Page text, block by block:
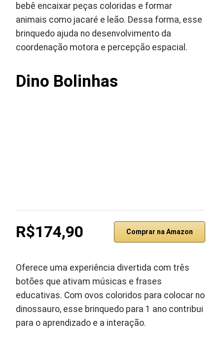
bebê encaixar peças coloridas e formar
animais como jacaré e leão. Dessa forma, esse
brinquedo ajuda no desenvolvimento da
coordenação motora e percepção espacial.
Dino Bolinhas
R$174,90 Comprar na Amazon
Oferece uma experiência divertida com três
botões que ativam músicas e frases
educativas. Com ovos coloridos para colocar no
dinossauro, esse brinquedo para 1 ano contribui
para o aprendizado e a interação.